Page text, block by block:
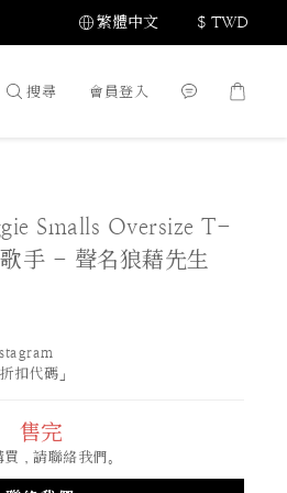
繁體中文 $ TWD
搜尋 會員登入
Smalls Oversize T-
手 - 聲名狼藉先生
扣代碼」
售完
，請聯絡我們。